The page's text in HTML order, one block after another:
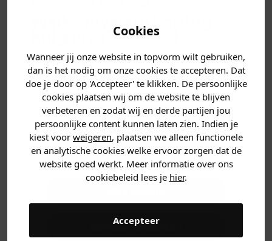
Cookies
Wanneer jij onze website in topvorm wilt gebruiken,
dan is het nodig om onze cookies te accepteren. Dat
doe je door op 'Accepteer' te klikken. De persoonlijke
cookies plaatsen wij om de website te blijven
verbeteren en zodat wij en derde partijen jou
persoonlijke content kunnen laten zien. Indien je
kiest voor weigeren, plaatsen we alleen functionele
en analytische cookies welke ervoor zorgen dat de
website goed werkt. Meer informatie over ons
cookiebeleid lees je hier.
Accepteer
nodig hebt om je als een echte Galatasaray fan te kleden.
shirt, een stijlvolGalatasaray trainingspakof andere
officiële clubartikelen, wij hebben alles wat je zoekt. Scoor
je favoriete Galatasaray producten bij Soccerfanshop en
toon jouw steun aan deze Turkse voetbalgigant!
Galatasaray Shirt - Het
Iconische Voetbalshirt
Galatasaray shirtis een must-have voor elke fan
van de Turkse topclub. BijSoccerfanshop
, het
Galatasaray shirt laat je zien dat je de club steunt. Bestel
Welke mystery
krijg jij? (Tot-30%
Vertel ons waar je naar op
zoek bent. 👇
Heren kleding
Dames kleding
Gewoon rondkijken